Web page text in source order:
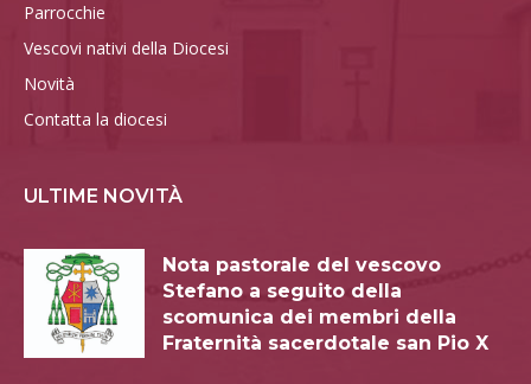
Parrocchie
Vescovi nativi della Diocesi
Novità
Contatta la diocesi
ULTIME NOVITÀ
Nota pastorale del vescovo
Stefano a seguito della
scomunica dei membri della
Fraternità sacerdotale san Pio X